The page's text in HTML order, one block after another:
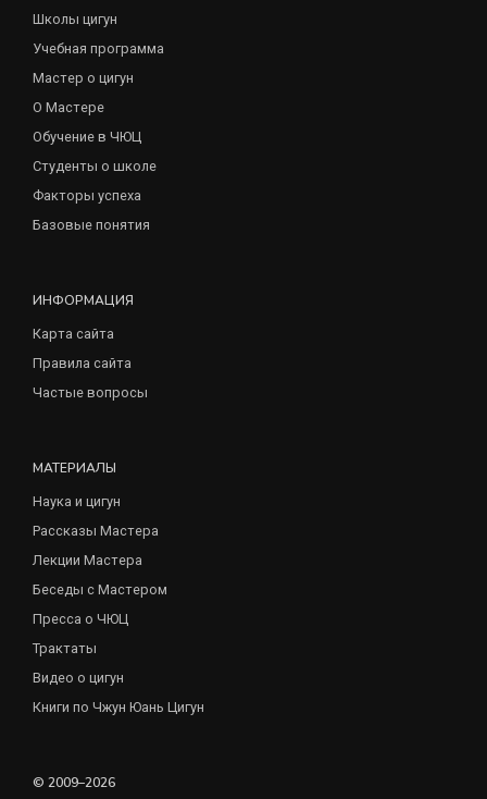
Школы цигун
Учебная программа
Мастер о цигун
О Мастере
Обучение в ЧЮЦ
Студенты о школе
Факторы успеха
Базовые понятия
ИНФОРМАЦИЯ
Карта сайта
Правила сайта
Частые вопросы
МАТЕРИАЛЫ
Наука и цигун
Рассказы Мастера
Лекции Мастера
Беседы с Мастером
Пресса о ЧЮЦ
Трактаты
Видео о цигун
Книги по Чжун Юань Цигун
© 2009–2026